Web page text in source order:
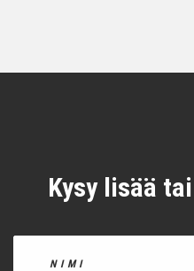
Kysy lisää